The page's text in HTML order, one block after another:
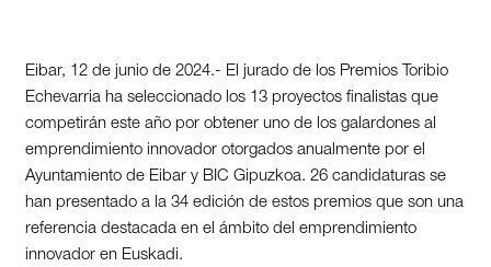
Eibar, 12 de junio de 2024.- El jurado de los Premios Toribio
Echevarria ha seleccionado los 13 proyectos finalistas que
competirán este año por obtener uno de los galardones al
emprendimiento innovador otorgados anualmente por el
Ayuntamiento de Eibar y BIC Gipuzkoa. 26 candidaturas se
han presentado a la 34 edición de estos premios que son una
referencia destacada en el ámbito del emprendimiento
innovador en Euskadi.